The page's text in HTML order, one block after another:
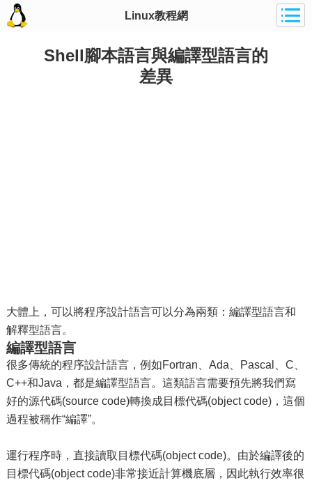
Linux教程網
Shell腳本語言與編譯型語言的
差異
大體上，可以將程序設計語言可以分為兩類：編譯型語言和
解釋型語言。
編譯型語言
很多傳統的程序設計語言，例如Fortran、Ada、Pascal、C、
C++和Java，都是編譯型語言。這類語言需要預先將我們寫
好的源代碼(source code)轉換成目標代碼(object code)，這個
過程被稱作“編譯”。
運行程序時，直接讀取目標代碼(object code)。由於編譯後的
目標代碼(object code)非常接近計算機底層，因此執行效率很